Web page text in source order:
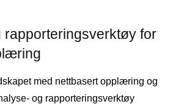
rapporteringsverktøy for
med nettbasert opplæring og
og rapporteringsverktøy